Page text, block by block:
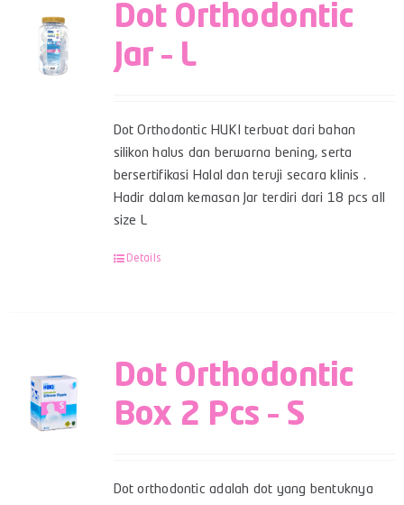
Dot Orthodontic
Jar – L
Dot Orthodontic HUKI terbuat dari bahan
silikon halus dan berwarna bening, serta
bersertifikasi Halal dan teruji secara klinis .
Hadir dalam kemasan Jar terdiri dari 18 pcs all
size L
Details
Dot Orthodontic
Box 2 Pcs – S
Dot orthodontic adalah dot yang bentuknya